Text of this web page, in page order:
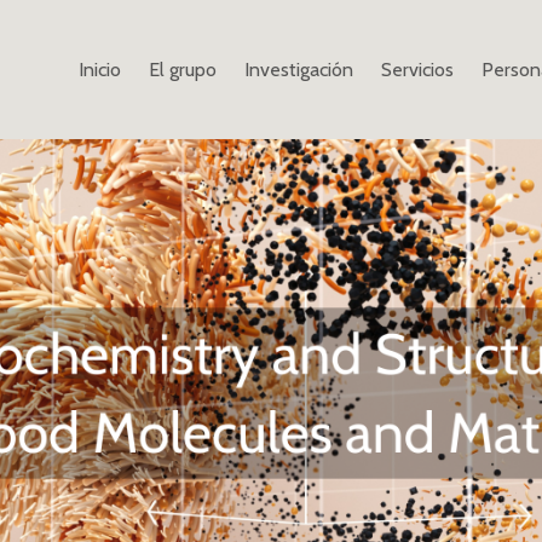
Inicio El grupo Investigación Servicios